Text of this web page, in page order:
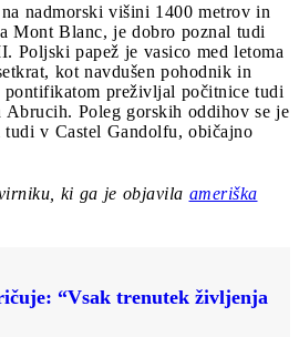
nadmorski višini 1400 metrov in
Mont Blanc, je dobro poznal tudi
Poljski papež je vasico med letoma
kot navdušen pohodnik in
pontifikatom preživljal počitnice tudi
Poleg gorskih oddihov se je
tudi v Castel Gandolfu, običajno
ki ga je objavila ameriška
“Vsak trenutek življenja